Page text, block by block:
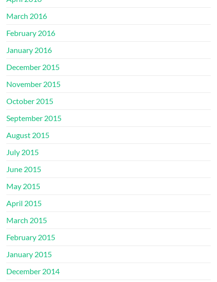
March 2016
February 2016
January 2016
December 2015
November 2015
October 2015
September 2015
August 2015
July 2015
June 2015
May 2015
April 2015
March 2015
February 2015
January 2015
December 2014